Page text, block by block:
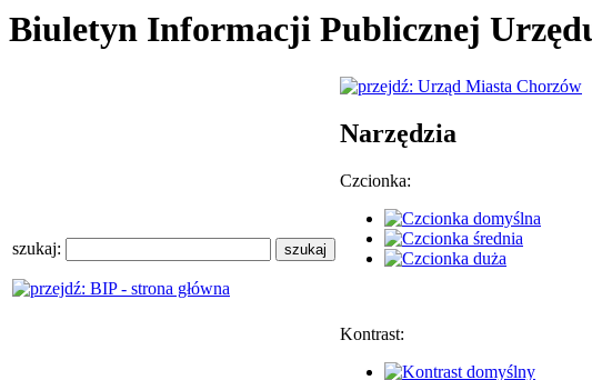
Biuletyn Informacji Publicznej
szukaj:
Narzędzia
Czcionka:
Kontrast: